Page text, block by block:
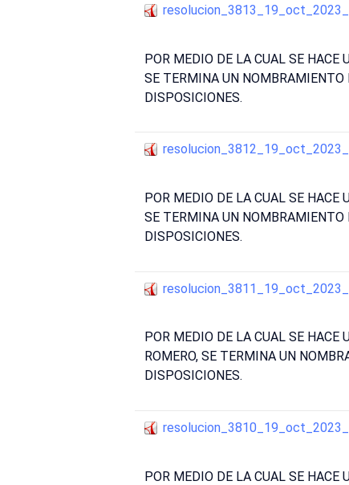
POR MEDIO DE LA CUAL SE
SE TERMINA UN
DISPOSICIONES.
POR MEDIO DE LA CUAL SE HACE
SE TERMINA UN
DISPOSICIONES.
POR MEDIO DE LA CUAL SE
ROMERO, SE TERMINA UN
DISPOSICIONES.
POR MEDIO DE LA CUAL SE HACE